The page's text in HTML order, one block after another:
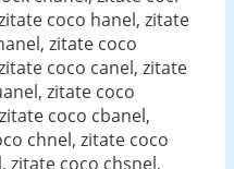
coco hanel, zitate
zitate coco
coco canel, zitate
zitate coco
coco cbanel,
chnel, zitate coco
zitate coco chsnel,